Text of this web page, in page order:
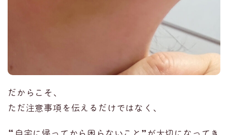
だからこそ、
ただ注意事項を伝えるだけではなく、